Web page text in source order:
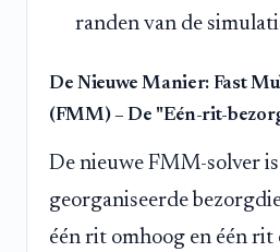
randen van de
De Nieuwe Manier: Fast
(FMM) – De "Eén-rit-
De nieuwe FMM-solver is
georganiseerde
één rit omhoog en één